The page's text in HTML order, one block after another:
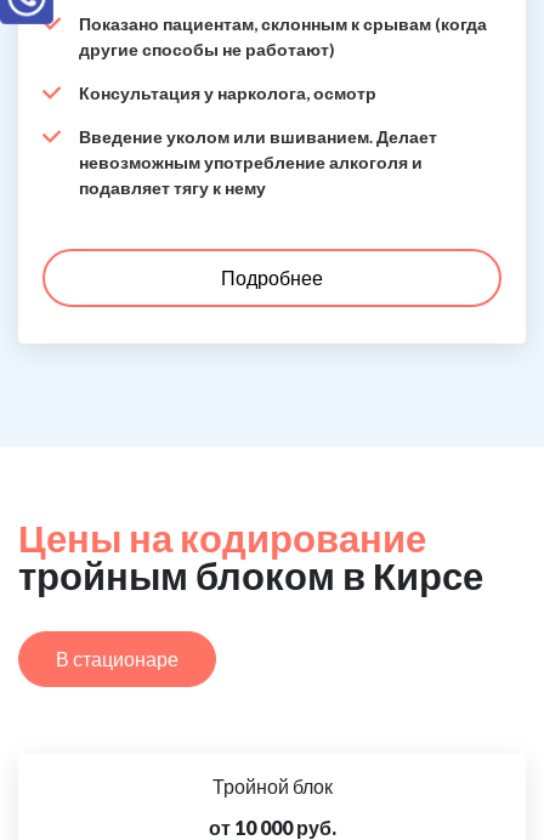
Показано пациентам, склонным к срывам (когда
другие способы не работают)
Консультация у нарколога, осмотр
Введение уколом или вшиванием. Делает
невозможным употребление алкоголя и
подавляет тягу к нему
Подробнее
Цены на кодирование
тройным блоком в Кирсе
В стационаре
Тройной блок
от 10 000 руб.